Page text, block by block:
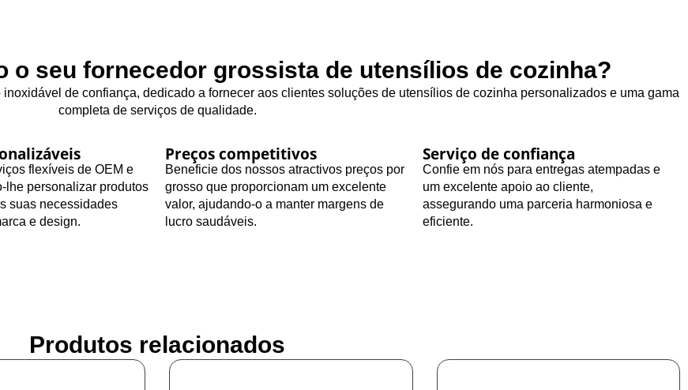
o seu fornecedor grossista de utensílios de cozinha?
de confiança, dedicado a fornecer aos clientes soluções de utensílios de cozinha personalizados e uma gama
completa de serviços de qualidade.
flexíveis de OEM e
lhe personalizar produtos
suas necessidades
e design.
Preços competitivos
Beneficie dos nossos atractivos preços por
grosso que proporcionam um excelente
valor, ajudando-o a manter margens de
lucro saudáveis.
Serviço de confiança
Confie em nós para entregas atempadas e
um excelente apoio ao cliente,
assegurando uma parceria harmoniosa e
eficiente.
Produtos relacionados